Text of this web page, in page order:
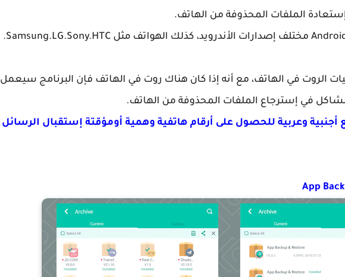
الملفات المحذوفة من الهاتف.
الروت في الهاتف، مع أنه إذا كان هناك روت في الهاتف فإن البرنامج سيعمل
في إسترجاع الملفات المحذوفة من الهاتف.
مواقع أجنبية وعربية للحصول على أرقام هاتفية وهمية أومؤقتة إستقبال الرسائل